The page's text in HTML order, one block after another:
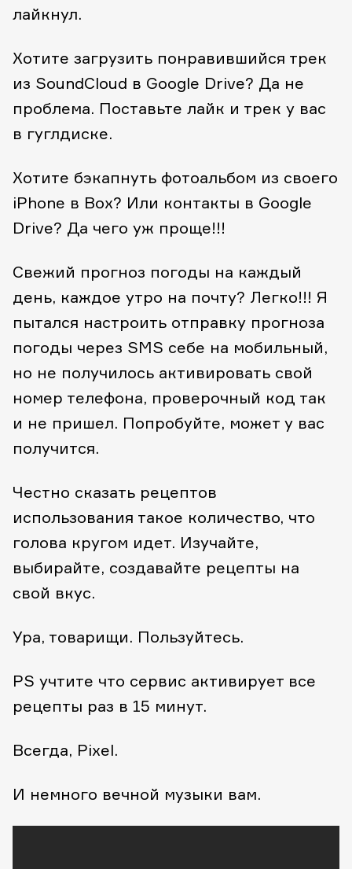
лайкнул.
Хотите загрузить понравившийся трек
из SoundCloud в Google Drive? Да не
проблема. Поставьте лайк и трек у вас
в гуглдиске.
Хотите бэкапнуть фотоальбом из своего
iPhone в Box? Или контакты в Google
Drive? Да чего уж проще!!!
Свежий прогноз погоды на каждый
день, каждое утро на почту? Легко!!! Я
пытался настроить отправку прогноза
погоды через SMS себе на мобильный,
но не получилось активировать свой
номер телефона, проверочный код так
и не пришел. Попробуйте, может у вас
получится.
Честно сказать рецептов
использования такое количество, что
голова кругом идет. Изучайте,
выбирайте, создавайте рецепты на
свой вкус.
Ура, товарищи. Пользуйтесь.
PS учтите что сервис активирует все
рецепты раз в 15 минут.
Всегда, Pixel.
И немного вечной музыки вам.